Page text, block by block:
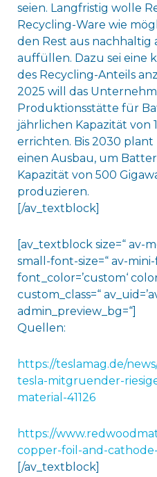
seien. Langfristig wolle
Recycling-Ware wie
den Rest aus
auffüllen. Dazu sei eine
des Recycling-Anteils
2025 will das
Produktionsstätte für
jährlichen Kapazität von
errichten. Bis 2030 plant
einen Ausbau, um
Kapazität von 500
produzieren.
[/av_textblock]
[av_textblock size=“ av-
small-font-size=“ av-
font_color=’custom‘
custom_class=“
admin_preview_bg=“]
Quellen:
https://teslamag.de/
tesla-mitgruender-
material-41126
https://
copper-foil-and-
[/av_textblock]